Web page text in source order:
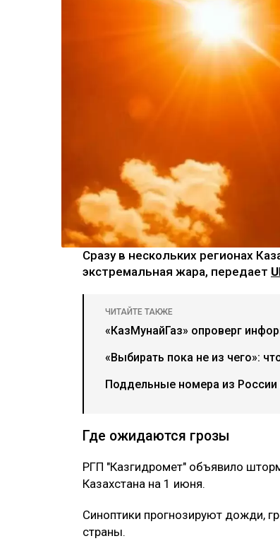
Сразу в нескольких регионах
экстремальная жара, передает
ЧИТАЙТЕ ТАКЖЕ
«КазМунайГаз» опроверг
«Выбирать пока не из чего»:
Поддельные номера из России
Где ожидаются грозы
РГП "Казгидромет" объявило
Казахстана на 1 июня.
Синоптики прогнозируют дожди,
страны.